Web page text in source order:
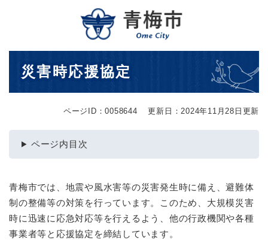
メニューを飛ばして本文へ
災害時応援協定
ページID：0058644 更新日：2024年11月28日更新
ページ内目次
青梅市では、地震や風水害等の災害発生時に備え、避難体
制の整備等の対策を行っています。このため、大規模災害
時に迅速に応急対応等を行えるよう、他の行政機関や各種
事業者等と応援協定を締結しています。